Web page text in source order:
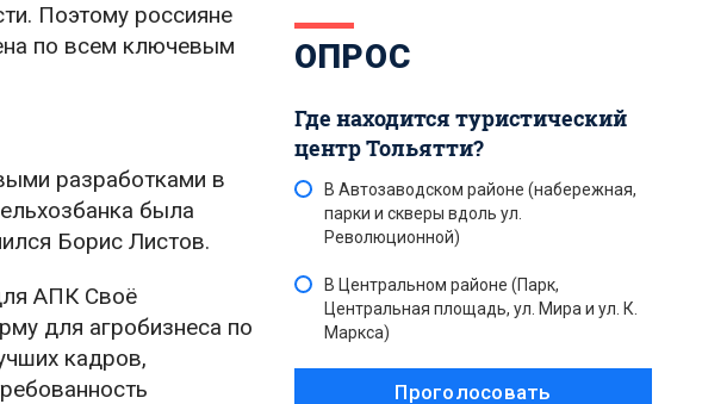
Поэтому россияне
по всем ключевым
разработками в
была
Борис Листов.
АПК Своё
для агробизнеса по
кадров,
ОПРОС
Где находится туристический
центр Тольятти?
В Автозаводском районе (набережная,
парки и скверы вдоль ул.
Революционной)
В Центральном районе (Парк,
Центральная площадь, ул. Мира и ул. К.
Маркса)